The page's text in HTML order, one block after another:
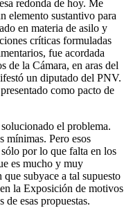
redonda de hoy. Me
elemento sustantivo para
en materia de asilo y
críticas formuladas
fue acordada
de la Cámara, en aras del
un diputado del PNV.
como pacto de
el problema.
mínimas. Pero esos
por lo que falta en los
es mucho y muy
subyace a tal supuesto
la Exposición de motivos
esas propuestas.